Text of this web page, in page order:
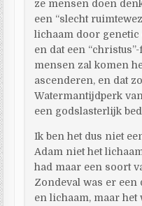
ze mensen doen
een “slecht
lichaam door
en dat een
mensen zal komen
ascenderen, en dat
Watermantijdperk
een godslasterlijk
Ik ben het dus niet
Adam niet het
had maar een soort
Zondeval was er
en lichaam, maar het